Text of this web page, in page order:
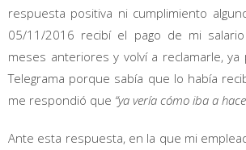
respuesta positiva ni cumplimiento
05/11/2016 recibí el pago de mi
meses anteriores y volví a reclamarle,
Telegrama porque sabía que lo había
me respondió que “ya vería cómo iba a
Ante esta respuesta, en la que mi